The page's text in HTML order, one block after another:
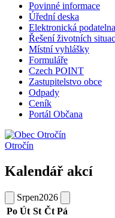
Povinné informace
Úřední deska
Elektronická podatelna
Řešení životních
Místní vyhlášky
Formuláře
Czech POINT
Zastupitelstvo obce
Odpady
Ceník
Portál Občana
Otročín
Kalendář akcí
Srpen2026
Po Út St Čt Pá